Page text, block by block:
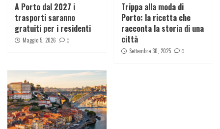
A Porto dal 2027 i
trasporti saranno
gratuiti per i residenti
Maggio 5, 2026 0
Trippa alla moda di
Porto: la ricetta che
racconta la storia di una
città
Settembre 30, 2025 0